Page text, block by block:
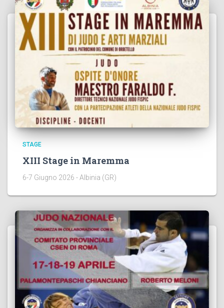
STAGE
XIII Stage in Maremma
6-7 Giugno 2026 - Albinia (GR)